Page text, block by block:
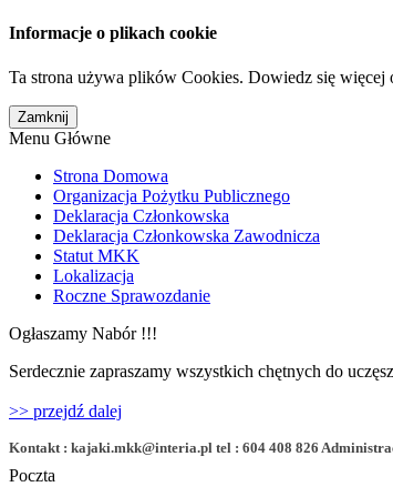
Informacje o plikach cookie
Ta strona używa plików Cookies. Dowiedz się
Menu Główne
Strona Domowa
Organizacja Pożytku Publicznego
Deklaracja Członkowska
Deklaracja Członkowska Zawodnicza
Statut MKK
Lokalizacja
Roczne Sprawozdanie
Ogłaszamy Nabór !!!
Serdecznie zapraszamy wszystkich chętnych do
>> przejdź dalej
Kontakt : kajaki.mkk@interia.pl tel : 604 408 826
Poczta